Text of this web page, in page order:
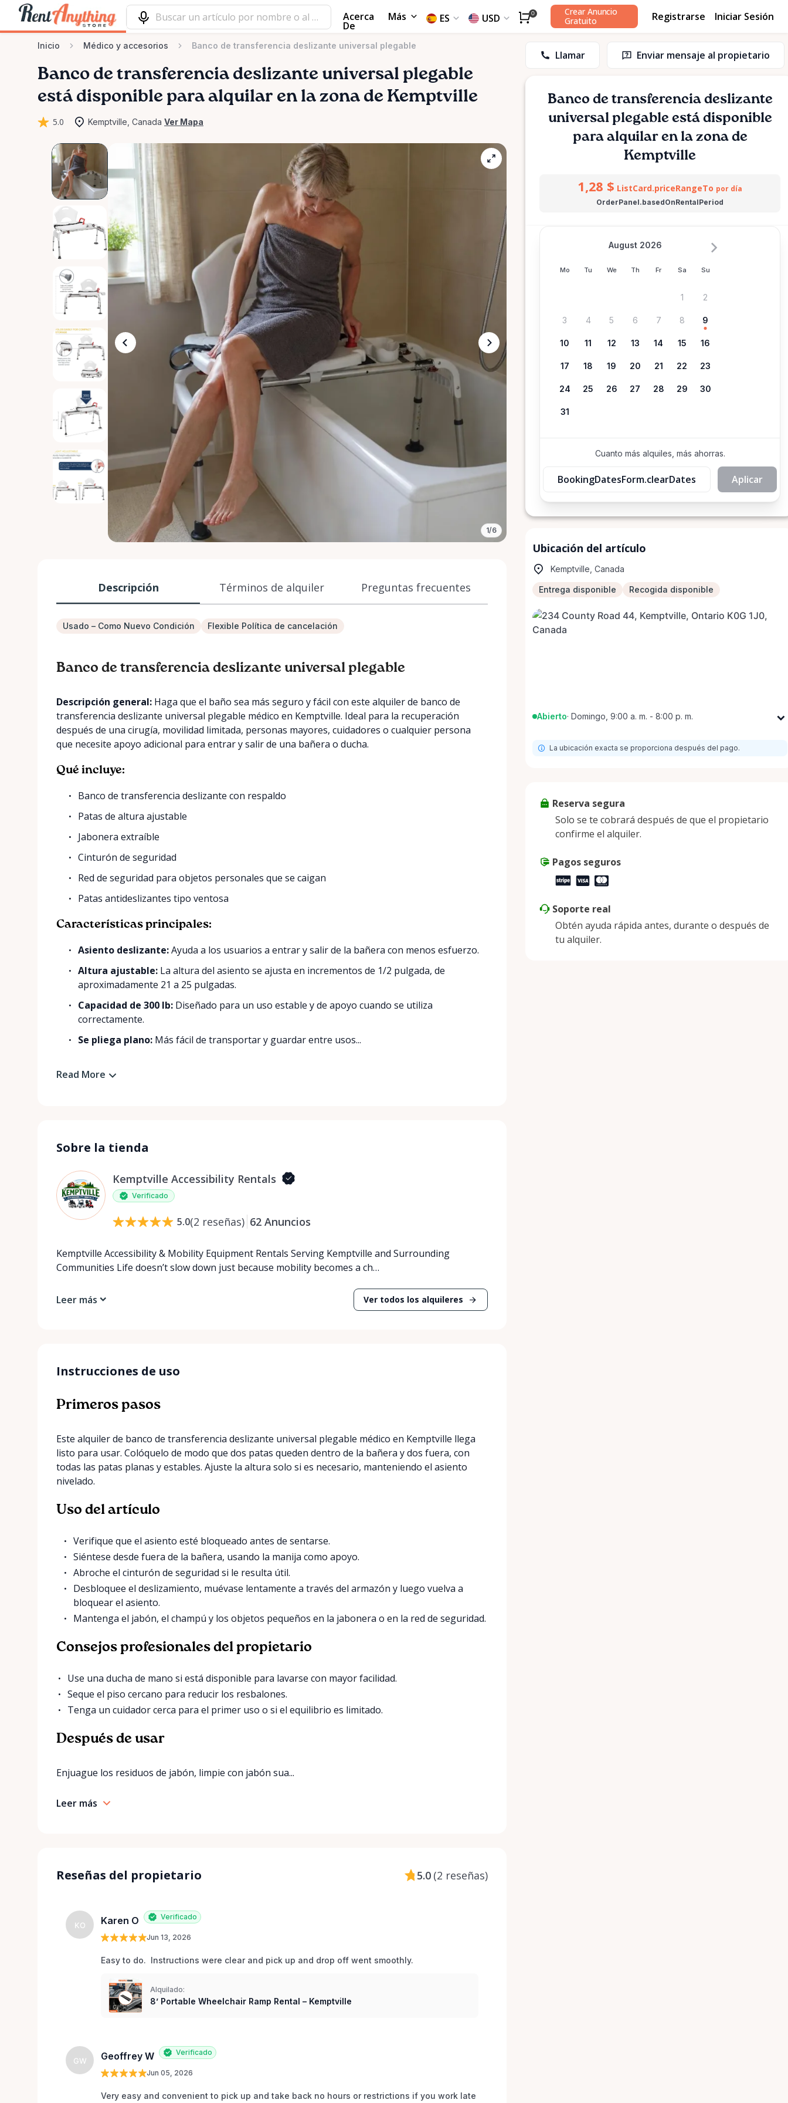
Acerca
De
Más ES USD 0
Crear Anuncio
Gratuito
Registrarse Iniciar Sesión
Inicio Médico y accesorios Banco de transferencia deslizante universal plegable
Banco de transferencia deslizante universal plegable
está disponible para alquilar en la zona de Kemptville
5.0 Kemptville, Canada Ver Mapa
1/6
Descripción Términos de alquiler Preguntas frecuentes
Usado – Como Nuevo Condición Flexible Política de cancelación
Banco de transferencia deslizante universal plegable
Descripción general: Haga que el baño sea más seguro y fácil con este alquiler de banco de
transferencia deslizante universal plegable médico en Kemptville. Ideal para la recuperación
después de una cirugía, movilidad limitada, personas mayores, cuidadores o cualquier persona
que necesite apoyo adicional para entrar y salir de una bañera o ducha.
Qué incluye:
Banco de transferencia deslizante con respaldo
Patas de altura ajustable
Jabonera extraíble
Cinturón de seguridad
Red de seguridad para objetos personales que se caigan
Patas antideslizantes tipo ventosa
Características principales:
Asiento deslizante:Ayuda a los usuarios a entrar y salir de la bañera con menos esfuerzo.
Altura ajustable: La altura del asiento se ajusta en incrementos de 1/2 pulgada, de
aproximadamente 21 a 25 pulgadas.
Capacidad de 300 lb: Diseñado para un uso estable y de apoyo cuando se utiliza
correctamente.
Se pliega plano: Más fácil de transportar y guardar entre usos...
Read More
Sobre la tienda
Kemptville Accessibility Rentals
Verificado
5.0(2 reseñas) 62 Anuncios
Kemptville Accessibility & Mobility Equipment Rentals Serving Kemptville and Surrounding
Communities Life doesn’t slow down just because mobility becomes a ch…
Leer más Ver todos los alquileres
Instrucciones de uso
Primeros pasos
Este alquiler de banco de transferencia deslizante universal plegable médico en Kemptville llega
listo para usar. Colóquelo de modo que dos patas queden dentro de la bañera y dos fuera, con
todas las patas planas y estables. Ajuste la altura solo si es necesario, manteniendo el asiento
nivelado.
Uso del artículo
Verifique que el asiento esté bloqueado antes de sentarse.
Siéntese desde fuera de la bañera, usando la manija como apoyo.
Abroche el cinturón de seguridad si le resulta útil.
Desbloquee el deslizamiento, muévase lentamente a través del armazón y luego vuelva a
bloquear el asiento.
Mantenga el jabón, el champú y los objetos pequeños en la jabonera o en la red de seguridad.
Consejos profesionales del propietario
Use una ducha de mano si está disponible para lavarse con mayor facilidad.
Seque el piso cercano para reducir los resbalones.
Tenga un cuidador cerca para el primer uso o si el equilibrio es limitado.
Después de usar
Enjuague los residuos de jabón, limpie con jabón sua...
Leer más
Reseñas del propietario 5.0 (2 reseñas)
KO Karen O Verificado
Jun 13, 2026
Easy to do.  Instructions were clear and pick up and drop off went smoothly.
Alquilado:
8’ Portable Wheelchair Ramp Rental – Kemptville
GW Geoffrey W Verificado
Jun 05, 2026
Very easy and convenient to pick up and take back no hours or restrictions if you work late
Llamar Enviar mensaje al propietario
Banco de transferencia deslizante
universal plegableestá disponible
para alquilar en la zona de
Kemptville
1,28 $ ListCard.priceRangeTo por día
OrderPanel.basedOnRentalPeriod
Mo Tu We Th Fr Sa Su
August 2026
1 2
3 4 5 6 7 8 9
10 11 12 13 14 15 16
17 18 19 20 21 22 23
24 25 26 27 28 29 30
31
Cuanto más alquiles, más ahorras.
BookingDatesForm.clearDates Aplicar
Ubicación del artículo
Kemptville, Canada
Entrega disponible Recogida disponible
Abierto· Domingo, 9:00 a. m. - 8:00 p. m.
Martes
9:00 a. m. - 8:00 p. m.
Viernes
Sábado
9:00 a. m. - 8:00 p. m.
Domingo
La ubicación exacta se proporciona después del pago.
Reserva segura
Solo se te cobrará después de que el propietario
confirme el alquiler.
Pagos seguros
Soporte real
Obtén ayuda rápida antes, durante o después de
tu alquiler.